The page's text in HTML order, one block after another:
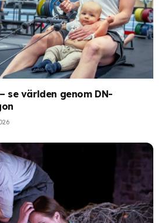
se världen genom DN-